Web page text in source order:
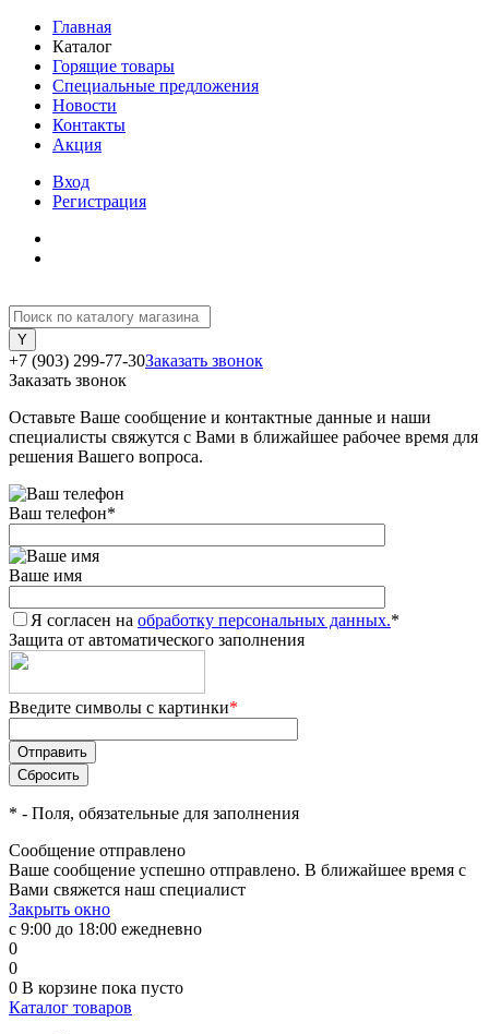
Главная
Каталог
Горящие товары
Специальные предложения
Новости
Контакты
Акция
Вход
Регистрация
+7 (903) 299-77-30Заказать звонок
Заказать звонок
Оставьте Ваше сообщение и контактные данные и наши
специалисты свяжутся с Вами в ближайшее рабочее время для
решения Вашего вопроса.
Ваш телефон*
Ваше имя
Я согласен на обработку персональных данных.*
Защита от автоматического заполнения
Введите символы с картинки*
* - Поля, обязательные для заполнения
Сообщение отправлено
Ваше сообщение успешно отправлено. В ближайшее время с
Вами свяжется наш специалист
Закрыть окно
с 9:00 до 18:00 ежедневно
0
0
0 В корзине пока пусто
Каталог товаров